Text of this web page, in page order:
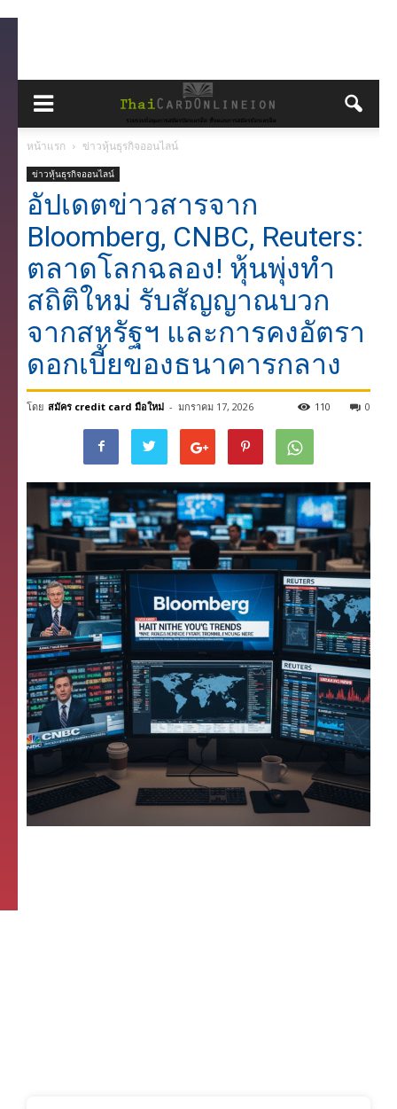
หน้าแรก ข่าวหุ้นธุรกิจออนไลน์
ข่าวหุ้นธุรกิจออนไลน์
อัปเดตข่าวสารจาก
Bloomberg, CNBC, Reuters:
ตลาดโลกฉลอง! หุ้นพุ่งทำ
สถิติใหม่ รับสัญญาณบวก
จากสหรัฐฯ และการคงอัตรา
ดอกเบี้ยของธนาคารกลาง
โดย สมัคร credit card มือใหม่ - มกราคม 17, 2026 0
110